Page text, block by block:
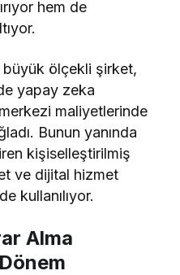
hem de
büyük ölçekli şirket,
yapay zeka
merkezi maliyetlerinde
Bunun yanında
kişiselleştirilmiş
ve dijital hizmet
kullanılıyor.
Alma